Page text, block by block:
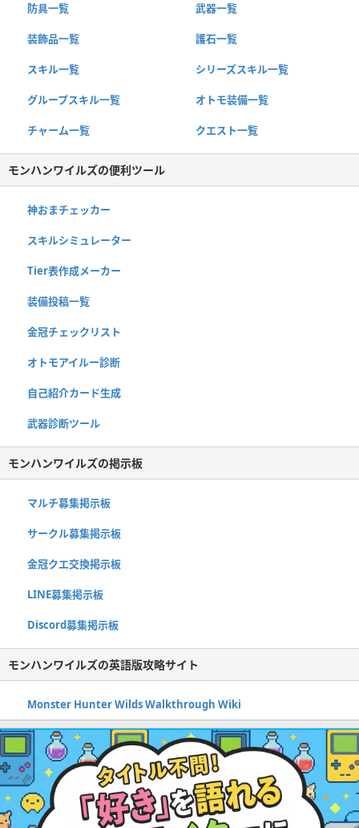
防具一覧 武器一覧
装飾品一覧 護石一覧
スキル一覧 シリーズスキル一覧
グループスキル一覧 オトモ装備一覧
チャーム一覧 クエスト一覧
モンハンワイルズの便利ツール
神おまチェッカー
スキルシミュレーター
Tier表作成メーカー
装備投稿一覧
金冠チェックリスト
オトモアイルー診断
自己紹介カード生成
武器診断ツール
モンハンワイルズの掲示板
マルチ募集掲示板
サークル募集掲示板
金冠クエ交換掲示板
LINE募集掲示板
Discord募集掲示板
モンハンワイルズの英語版攻略サイト
Monster Hunter Wilds Walkthrough Wiki